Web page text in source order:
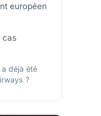
européen
cas
déjà été
?